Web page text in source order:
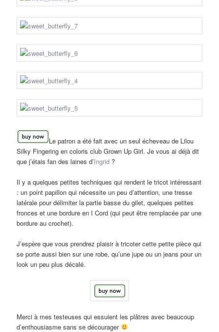
Le patron a été fait avec un seul écheveau de Lilou
Silky Fingering en coloris club Grown Up Girl. Je vous ai déjà dit
que j’étais fan des laines d’Ingrid ?
Il y a quelques petites techniques qui rendent le tricot intéressant
: un point papillon qui nécessite un peu d’attention, une tresse
latérale pour délimiter la partie basse du gilet, quelques petites
fronces et une bordure en I Cord (qui peut être remplacée par une
bordure au crochet).
J’espère que vous prendrez plaisir à tricoter cette petite pièce qui
se porte aussi bien sur une robe, qu’une jupe ou un jeans pour un
look un peu plus décalé.
Merci à mes testeuses qui essuient les plâtres avec beaucoup
d’enthousiasme sans se décourager